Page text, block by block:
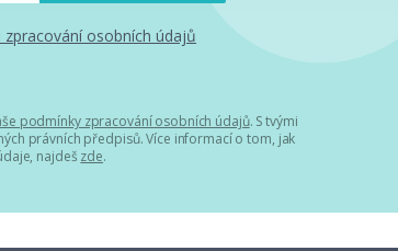
osobních údajů
podmínky zpracování osobních údajů. S tvými
právních předpisů. Více informací o tom, jak
najdeš zde.